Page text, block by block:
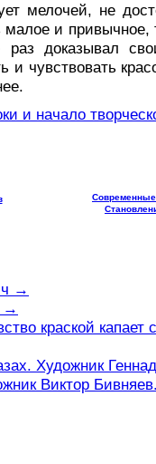
мелочей, не
малое и привычное,
доказывал
и чувствовать
и начало
→
→
краской капает
Художник
Виктор